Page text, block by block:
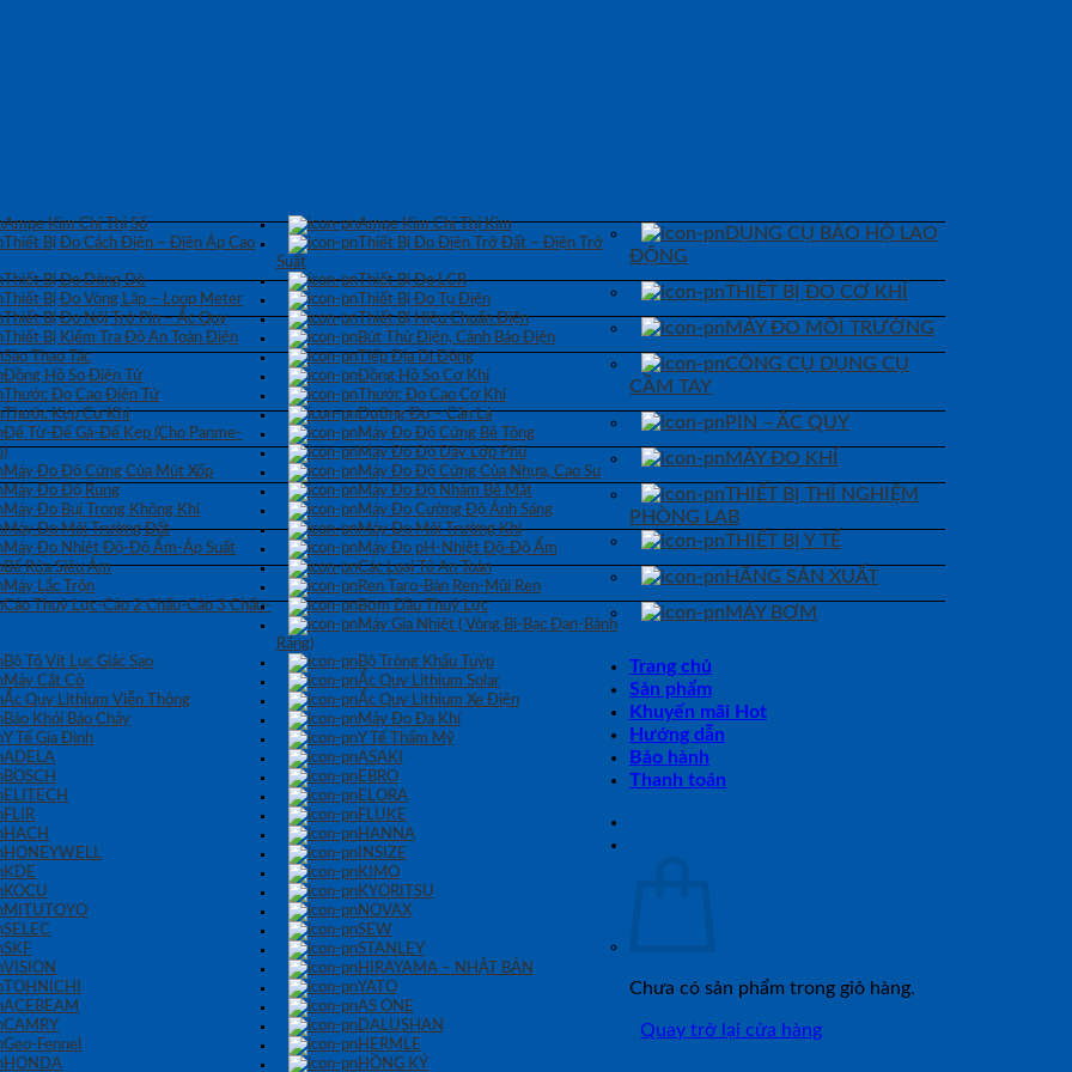
Ampe Kìm Chỉ Thị Số
Ampe Kìm Chỉ Thị Kim
Thiết Bị Đo Cách Điện – Điện Áp Cao
Thiết Bị Đo Điện Trở Đất – Điện Trở
Suất
Thiết Bị Đo Dòng Dò
Thiết Bị Đo LCR
Thiết Bị Đo Vòng Lặp – Loop Meter
Thiết Bị Đo Tụ Điện
Thiết Bị Đo Nội Trở Pin – Ắc Quy
Thiết Bị Hiệu Chuẩn Điện
Thiết Bị Kiểm Tra Độ An Toàn Điện
DỤNG CỤ BẢO HỘ LAO
ĐỘNG
Bút Thử Điện, Cảnh Báo Điện
Sào Thao Tác
Tiếp Địa Di Động
THIẾT BỊ ĐO CƠ KHÍ
Đồng Hồ So Điện Tử
Đồng Hồ So Cơ Khí
Thước Đo Cao Điện Tử
Thước Đo Cao Cơ Khí
Thước Kẹp Cơ Khí
Dưỡng Đo – Căn Lá
Đế Từ-Đế Gá-Đế Kẹp (Cho Panme-
Máy Đo Độ Cứng Bê Tông
Máy Đo Độ Dày Lớp Phủ
Máy Đo Độ Cứng Của Mút Xốp
Máy Đo Độ Cứng Của Nhựa, Cao Su
Máy Đo Độ Rung Máy Đo Độ Nhám Bề Mặt
MÁY ĐO MÔI TRƯỜNG
Máy Đo Bụi Trong Không Khí
Máy Đo Cường Độ Ánh Sáng
Máy Đo Môi Trường Đất
Máy Đo Môi Trường Khí
Máy Đo Nhiệt Độ-Độ Ẩm-Áp Suất
Máy Đo pH-Nhiệt Độ-Độ Ẩm
Bể Rửa Siêu Âm
Các Loại Tủ An Toàn
Máy Lắc Trộn
CÔNG CỤ DỤNG CỤ
CẦM TAY
Ren Taro-Bàn Ren-Mũi Ren
Cảo Thuỷ Lực-Cảo 2 Chấu-Cảo 3 Chấu-
Bơm Dầu Thuỷ Lực
Máy Gia Nhiệt ( Vòng Bi-Bạc Đạn-Bánh
Răng)
Bộ Tô Vít Lục Giác Sao
Bộ Tròng Khẩu Tuýp
Máy Cắt Cỏ
PIN – ẮC QUY
Ắc Quy Lithium Solar
Ắc Quy Lithium Viễn Thông
Ắc Quy Lithium Xe Điện
MÁY ĐO KHÍ
Báo Khói Báo Cháy
Máy Đo Đa Khí
THIẾT BỊ THÍ NGHIỆM
PHÒNG LAB
THIẾT BỊ Y TẾ
Y Tế Gia Đình Y Tế Thẩm Mỹ
HÃNG SẢN XUẤT
ADELA
ASAKI
BOSCH
EBRO
ELITECH
ELORA
FLIR
FLUKE
HACH
HANNA
HONEYWELL
INSIZE
KDE
KIMO
KOCU
KYORITSU
MITUTOYO
NOVAX
SELEC
SEW
SKF
STANLEY
VISION
HIRAYAMA – NHẬT BẢN
TOHNICHI
YATO
ACEBEAM
AS ONE
CAMRY
DALUSHAN
Geo-Fennel
HERMLE
HONDA
HỒNG KÝ
MÁY BƠM
Trang chủ
Sản phẩm
Khuyến mãi Hot
Hướng dẫn
Bảo hành
Thanh toán
Chưa có sản phẩm trong giỏ hàng.
Quay trở lại cửa hàng